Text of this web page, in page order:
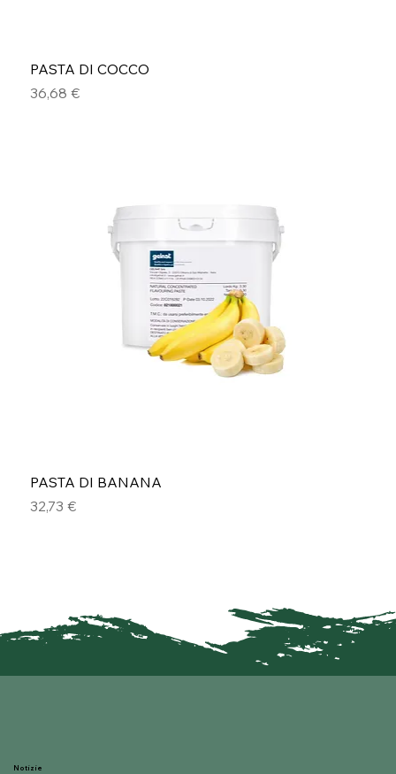
PASTA DI COCCO
Prezzo
36,68 €
PASTA DI BANANA
Prezzo
32,73 €
Notizie